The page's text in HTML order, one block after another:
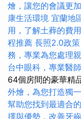
燴，讓您的會議更
康生活環境 宜蘭地
用，了解土葬的費
程推薦 長照2.0政
務，專業為您處理
台中眼科，專業醫
64個房間的豪華精
外燴，為您打造獨
幫助您找到最適合
擇與優勢，改善牙